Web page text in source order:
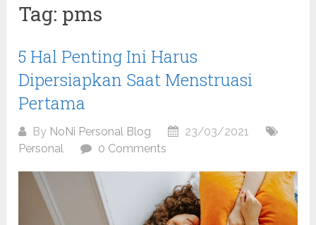
Tag: pms
5 Hal Penting Ini Harus
Dipersiapkan Saat Menstruasi
Pertama
By NoNi Personal Blog
23/03/2021
Personal
0 Comments